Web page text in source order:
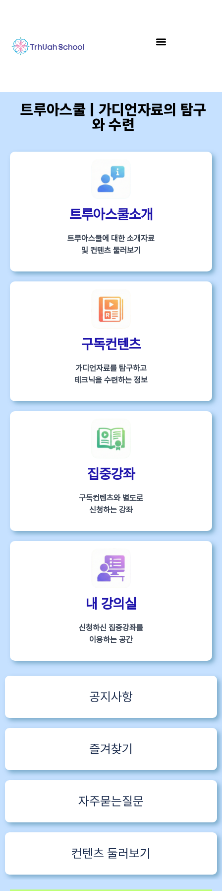
트루아스쿨 | 가디언자료의 탐구
와 수련
트루아스쿨소개
트루아스쿨에 대한 소개자료
및 컨텐츠 둘러보기
구독컨텐츠
가디언자료를 탐구하고
테크닉을 수련하는 정보
집중강좌
구독컨텐츠와 별도로
신청하는 강좌
내 강의실
신청하신 집중강좌를
이용하는 공간
공지사항
즐겨찾기
자주묻는질문
컨텐츠 둘러보기